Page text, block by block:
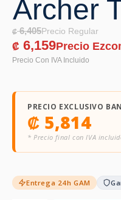
Archer
₡6,405
₡ 6,159
PRECIO EXCLUSIVO
₡ 5,814
* Precio final con IVA
Entrega 24h GAM